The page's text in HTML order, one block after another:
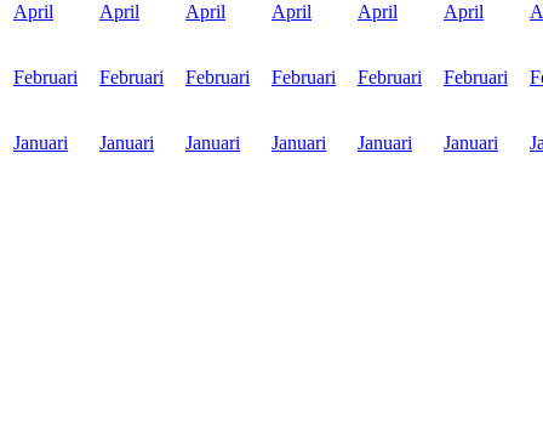
April April April April April April
Februari Februari Februari Februari Februari Februari
Januari Januari Januari Januari Januari Januari